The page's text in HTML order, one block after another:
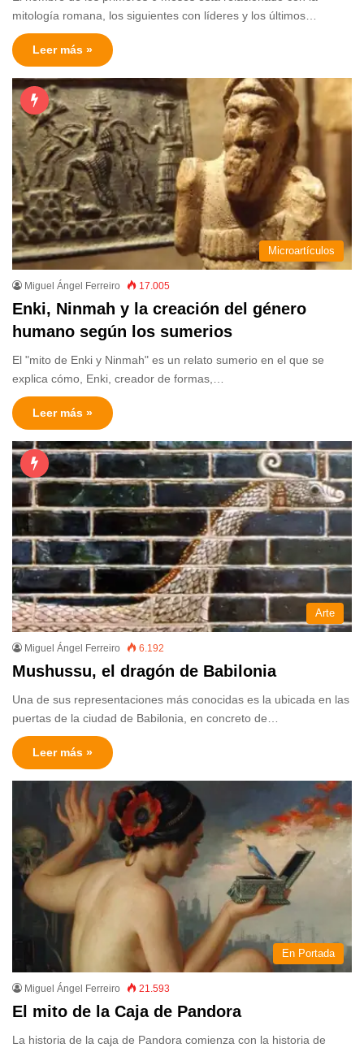
mitología romana, los siguientes con líderes y los últimos…
Leer más »
Microartículos
Miguel Ángel Ferreiro 17.005
Enki, Ninmah y la creación del género
humano según los sumerios
El "mito de Enki y Ninmah" es un relato sumerio en el que se
explica cómo, Enki, creador de formas,…
Leer más »
Arte
Miguel Ángel Ferreiro 6.192
Mushussu, el dragón de Babilonia
Una de sus representaciones más conocidas es la ubicada en las
puertas de la ciudad de Babilonia, en concreto de…
Leer más »
En Portada
Miguel Ángel Ferreiro 21.593
El mito de la Caja de Pandora
La historia de la caja de Pandora comienza con la historia de